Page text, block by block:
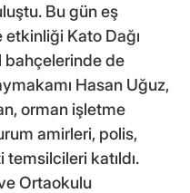
Bu gün eş
etkinliği Kato Dağı
bahçelerinde de
Hasan Uğuz,
orman işletme
amirleri, polis,
katıldı.
Ortaokulu